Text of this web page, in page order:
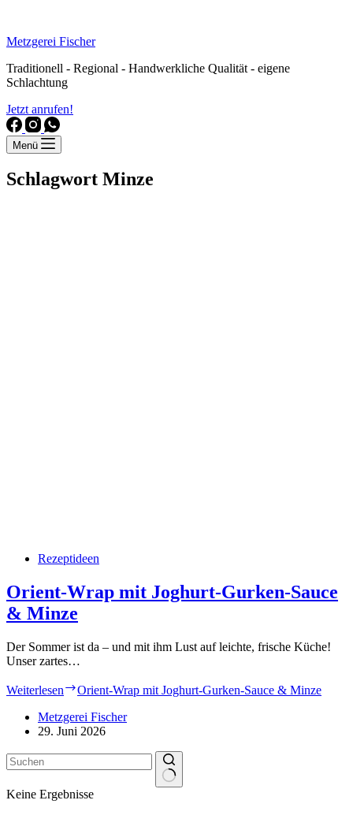
Metzgerei Fischer
Traditionell - Regional - Handwerkliche Qualität - eigene
Schlachtung
Jetzt anrufen!
Menü
Schlagwort Minze
Rezeptideen
Orient-Wrap mit Joghurt-Gurken-Sauce
& Minze
Der Sommer ist da – und mit ihm Lust auf leichte, frische Küche!
Unser zartes…
Weiterlesen
Orient-Wrap mit Joghurt-Gurken-Sauce & Minze
Metzgerei Fischer
29. Juni 2026
Keine Ergebnisse